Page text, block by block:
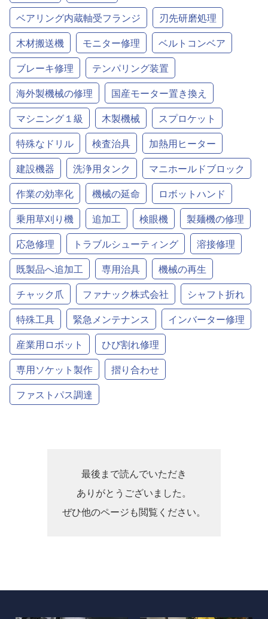
ベアリング内蔵軸受フランジ
刃先研磨処理
木材搬送機
モニター修理
ベルトコンベア
ブレーキ修理
テンパリング装置
海外製機械の修理
国産モーター置き換え
マシニング１級
木製機械
スプロケット
特殊なドリル
検査治具
加熱用ヒーター
建設機器
洗浄用タンク
マニホールドブロック
作業の効率化
機械の延命
ロボットハンド
乗用草刈り機
追加工 検眼機
製麺機の修理
応急修理
トラブルシューティング
溶接修理
既製品へ追加工
専用治具
機械の再生
チャック爪
ファナック株式会社
シャフト折れ
特殊工具
緊急メンテナンス
インバーター修理
産業用ロボット
ひび割れ修理
専用ソケット製作
摺り合わせ
ファストパス調達
最後まで読んでいただき
ありがとうございました。
ぜひ他のページも閲覧ください。